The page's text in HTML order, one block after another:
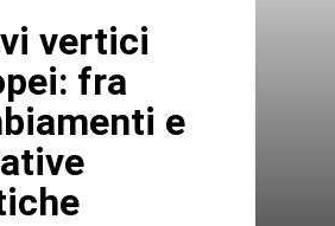
vertici
fra
e